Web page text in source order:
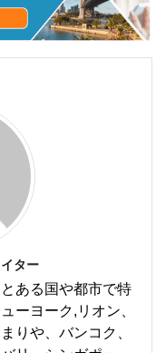
ター
ある国や都市で特
ーヨーク,リオン、
りや、バンコク、